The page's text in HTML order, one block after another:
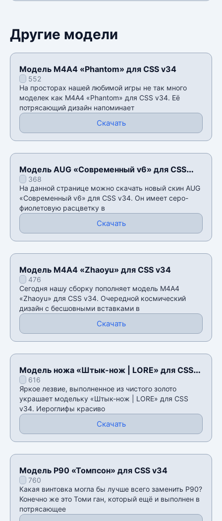
Другие модели
Модель М4А4 «Phantom» для CSS v34
552
На просторах нашей любимой игры не так много
моделек как М4А4 «Phantom» для CSS v34. Её
потрясающий дизайн напоминает
Скачать
Модель AUG «Современный v6» для CSS
v34368
На данной странице можно скачать новый скин AUG
«Современный v6» для CSS v34. Он имеет серо-
фиолетовую расцветку в
Скачать
Модель М4А4 «Zhaoyu» для CSS v34
476
Сегодня нашу сборку пополняет модель М4А4
«Zhaoyu» для CSS v34. Очередной космический
дизайн с бесшовными вставками в
Скачать
Модель ножа «Штык-нож | LORE» для CSS
v34616
Яркое лезвие, выполненное из чистого золото
украшает модельку «Штык-нож | LORE» для CSS
v34. Иероглифы красиво
Скачать
Модель P90 «Томпсон» для CSS v34
760
Какая винтовка могла бы лучше всего заменить P90?
Конечно же это Томи ган, который ещë и выполнен в
потрясающее